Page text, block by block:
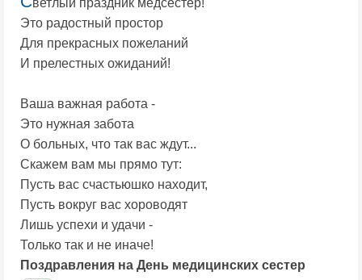
ветлый праздник медсестер!
Это радостный простор
Для прекрасных пожеланий
И прелестных ожиданий!
Ваша важная работа -
Это нужная забота
О больных, что так вас ждут...
Скажем вам мы прямо тут:
Пусть вас счастьюшко находит,
Пусть вокруг вас хороводят
Лишь успехи и удачи -
Только так и не иначе!
Поздравления на День медицинских сестер